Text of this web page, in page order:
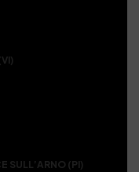
SULL’ARNO (PI)